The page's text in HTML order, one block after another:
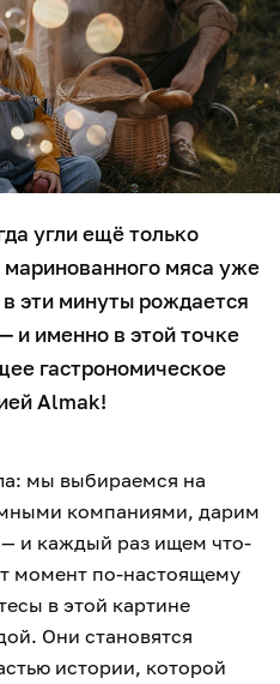
угли ещё только
мяса уже
эти минуты рождается
и именно в этой точке
гастрономическое
Almak!
мы выбираемся на
компаниями, дарим
и каждый раз ищем что-
момент по-настоящему
в этой картине
Они становятся
истории, которой